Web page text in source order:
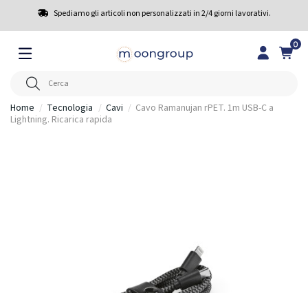
Spediamo gli articoli non personalizzati in 2/4 giorni lavorativi.
0
Home Tecnologia Cavi
Cavo Ramanujan rPET. 1m USB-C a
Lightning. Ricarica rapida